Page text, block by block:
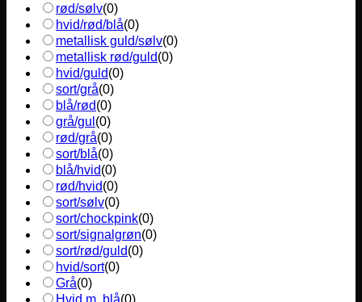
rød/sølv(0)
hvid/rød/blå(0)
metallisk guld/sølv(0)
metallisk rød/guld(0)
hvid/guld(0)
sort/grå(0)
blå/rød(0)
grå/gul (0)
rød/grå(0)
sort/blå(0)
blå/hvid(0)
rød/hvid(0)
sort/sølv(0)
sort/chockpink(0)
sort/signalgrøn(0)
sort/rød/guld(0)
hvid/sort(0)
Grå(0)
Hvid m. blå(0)